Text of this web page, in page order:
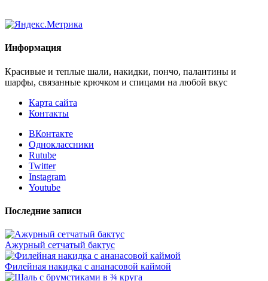
Информация
Красивые и теплые шали, накидки, пончо, палантины и
шарфы, связанные крючком и спицами на любой вкус
Карта сайта
Контакты
ВКонтакте
Одноклассники
Rutube
Twitter
Instagram
Youtube
Последние записи
Ажурный сетчатый бактус
Филейная накидка с ананасовой каймой